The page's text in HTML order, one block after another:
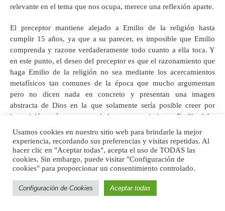
relevante en el tema que nos ocupa, merece una reflexión aparte.
El preceptor mantiene alejado a Emilio de la religión hasta
cumplir 15 años, ya que a su parecer, es imposible que Emilio
comprenda y razone verdaderamente todo cuanto a ella toca. Y
en este punto, el deseo del preceptor es que el razonamiento que
haga Emilio de la religión no sea mediante los acercamientos
metafísicos tan comunes de la época que mucho argumentan
pero no dicen nada en concreto y presentan una imagen
abstracta de Dios en la que solamente sería posible creer por
imposición, más no por verdadero convencimiento. Emilio debe
alejado de las variadas opiniones que se dan en materia religiosa,
con el fin de evitar cualquier imposición que impida el desarrollo
de la autonomía de su pensamiento.
Usamos cookies en nuestro sitio web para brindarle la mejor
experiencia, recordando sus preferencias y visitas repetidas. Al
hacer clic en "Aceptar todas", acepta el uso de TODAS las
cookies. Sin embargo, puede visitar "Configuración de
cookies" para proporcionar un consentimiento controlado.
Configuración de Cookies Aceptar todas